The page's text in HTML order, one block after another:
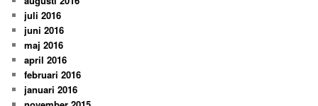
juli 2016
juni 2016
maj 2016
april 2016
februari 2016
januari 2016